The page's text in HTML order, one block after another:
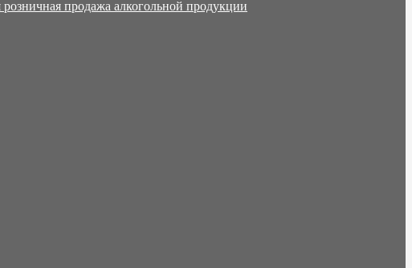
продажа алкогольной продукции